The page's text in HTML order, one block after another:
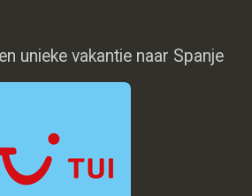
unieke vakantie naar Spanje